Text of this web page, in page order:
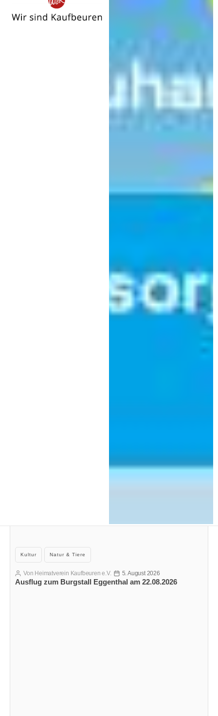
Kategorien
Kultur Natur & Tiere
Ausflug zum Burgstall Eggenthal am 22.08.2026
Beitragsautor
Von Heimatverein Kaufbeuren e.V. Veröffentlichungsdatum
5. August 2026